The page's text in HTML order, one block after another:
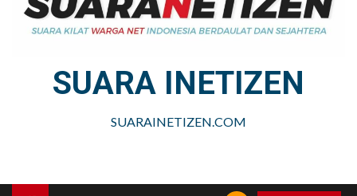
SUARA INETIZEN
SUARAINETIZEN.COM